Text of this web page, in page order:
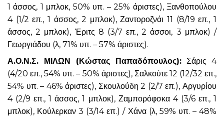
1 άσσος, 1 μπλοκ, 50% υπ. – 25% άριστες), Ξανθοπούλου
4 (1/2 επ., 1 άσσος, 2 μπλοκ), Ζαντοροζνάι 11 (8/19 επ., 1
άσσος, 2 μπλοκ), Έριτς 8 (3/7 επ., 2 άσσοι, 3 μπλοκ) /
Γεωργιάδου (λ, 71% υπ. – 57% άριστες).
Α.Ο.Ν.Σ. ΜΙΛΩΝ (Κώστας Παπαδόπουλος): Σάρις 4
(4/20 επ., 54% υπ. – 50% άριστες), Σαλκούτε 12 (12/32 επ.,
54% υπ. – 46% άριστες), Σκουλούδη 2 (2/7 επ.), Αργυρίου
4 (2/9 επ., 1 άσσος, 1 μπλοκ), Ζαμπορόφσκα 4 (3/6 επ., 1
μπλοκ), Κούλερκαν 3 (3/14 επ.) / Χάνα (λ, 59% υπ. – 48%